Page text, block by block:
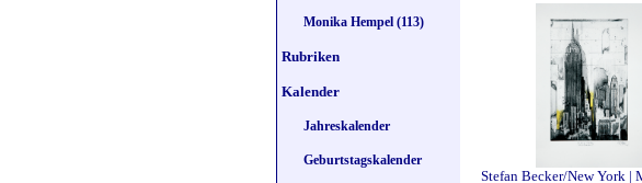
Monika Hempel (113)
Rubriken
Kalender
Jahreskalender
Geburtstagskalender
Stefan Becker/New York |